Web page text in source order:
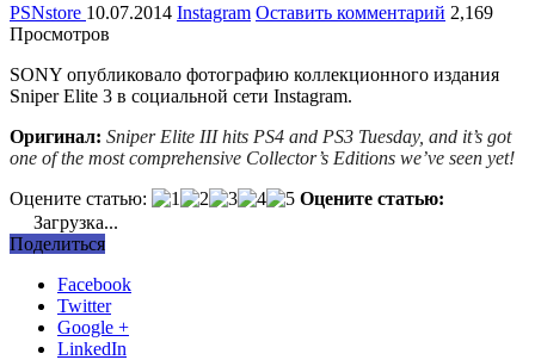
PSNstore 10.07.2014 Instagram Оставить комментарий 2,169
Просмотров
SONY опубликовало фотографию коллекционного издания
Sniper Elite 3 в социальной сети Instagram.
Оригинал: Sniper Elite III hits PS4 and PS3 Tuesday, and it’s got
one of the most comprehensive Collector’s Editions we’ve seen yet!
Оцените статью:
Оцените статью:
Загрузка...
Поделиться
Facebook
Twitter
Google +
LinkedIn